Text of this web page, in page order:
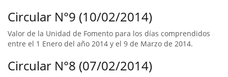
Circular N°9 (10/02/2014)
Valor de la Unidad de Fomento para los días comprendidos
entre el 1 Enero del año 2014 y el 9 de Marzo de 2014.
Circular N°8 (07/02/2014)